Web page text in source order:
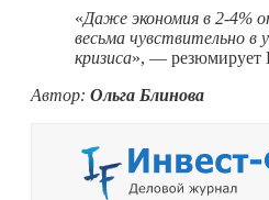
«Даже экономия в 2-4%
весьма чувствительно в
кризиса», — резюмирует
Автор: Ольга Блинова